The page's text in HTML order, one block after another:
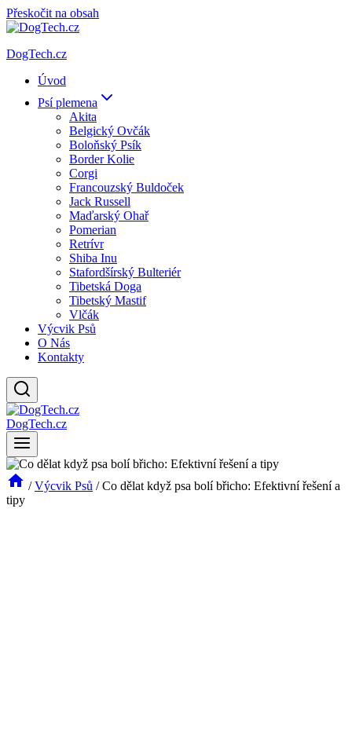
Přeskočit na obsah
DogTech.cz
Úvod
Psí plemena
Akita
Belgický Ovčák
Boloňský Psík
Border Kolie
Corgi
Francouzský Buldoček
Jack Russell
Maďarský Ohař
Pomerian
Retrívr
Shiba Inu
Stafordšírský Bulteriér
Tibetská Doga
Tibetský Mastif
Vlčák
Výcvik Psů
O Nás
Kontakty
DogTech.cz
/ Výcvik Psů / Co dělat když psa bolí břicho: Efektivní řešení a
tipy